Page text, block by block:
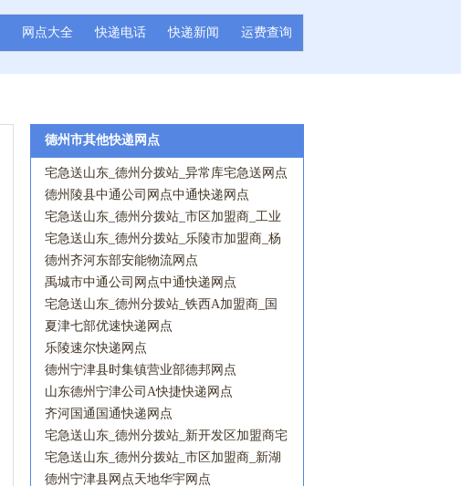
网点大全 快递电话 快递新闻 运费查询
德州市其他快递网点
宅急送山东_德州分拨站_异常库宅急送网点
德州陵县中通公司网点中通快递网点
宅急送山东_德州分拨站_市区加盟商_工业
园营业点宅急送网点
宅急送山东_德州分拨站_乐陵市加盟商_杨
安镇营业点宅急送网点
德州齐河东部安能物流网点
禹城市中通公司网点中通快递网点
宅急送山东_德州分拨站_铁西A加盟商_国
棉营业点宅急送网点
夏津七部优速快递网点
乐陵速尔快递网点
德州宁津县时集镇营业部德邦网点
山东德州宁津公司A快捷快递网点
齐河国通国通快递网点
宅急送山东_德州分拨站_新开发区加盟商宅
急送网点
宅急送山东_德州分拨站_市区加盟商_新湖
南营业点宅急送网点
德州宁津县网点天地华宇网点